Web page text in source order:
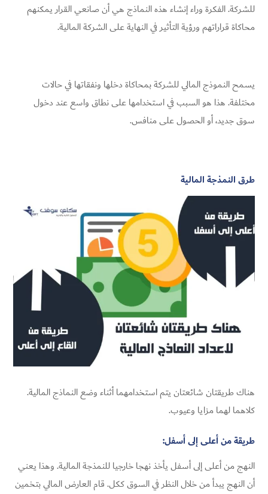
للشركة. الفكرة وراء إنشاء هذه النماذج هي أن صانعي القرار يمكنهم
محاكاة قراراتهم ورؤية التأثير في النهاية على الشركة المالية.
يسمح النموذج المالي للشركة بمحاكاة دخلها ونفقاتها في حالات
مختلفة. هذا هو السبب في استخدامها على نطاق واسع عند دخول
سوق جديد، أو الحصول على منافس.
طرق النمذجة المالية
هناك طريقتان شائعتان يتم استخدامهما أثناء وضع النماذج المالية.
كلاهما لهما مزايا وعيوب.
طريقة من أعلى إلى أسفل:
النهج من أعلى إلى أسفل يأخذ نهجا خارجيا للنمذجة المالية. وهذا يعني
أن النهج يبدأ من خلال النظر في السوق ككل. قام العارض المالي بتخمين